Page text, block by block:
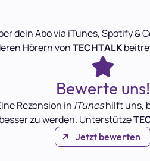
dein Abo via iTunes, Spotify &
Hörern vonTECHTALK
Bewerte uns!
Rezension in iTuneshilft uns,
besser zu werden. Unterstütze
Jetzt bewerten